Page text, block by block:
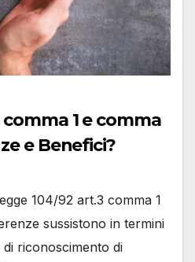
1 e comma
e Benefici?
104/92 art.3 comma 1
sussistono in termini
riconoscimento di